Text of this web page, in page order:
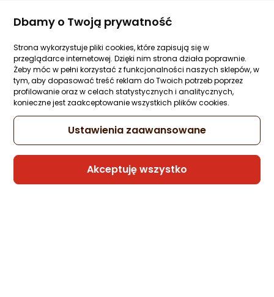
Dbamy o Twoją prywatność
Strona wykorzystuje pliki cookies, które zapisują się w
przeglądarce internetowej. Dzięki nim strona działa poprawnie.
Żeby móc w pełni korzystać z funkcjonalności naszych sklepów, w
tym, aby dopasować treść reklam do Twoich potrzeb poprzez
profilowanie oraz w celach statystycznych i analitycznych,
konieczne jest zaakceptowanie wszystkich plików cookies.
Ustawienia zaawansowane
Akceptuję wszystko